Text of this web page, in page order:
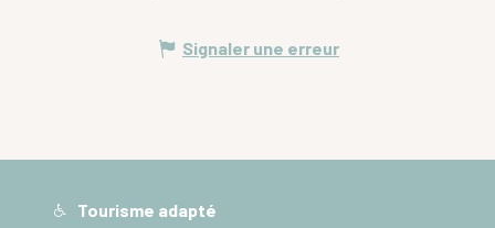
Signaler une erreur
Tourisme adapté